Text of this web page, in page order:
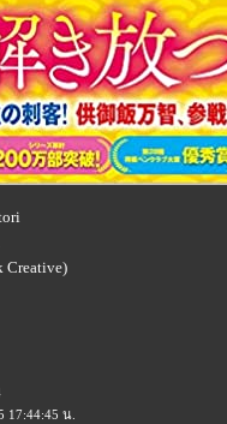
Creative)
17:44:45 น.